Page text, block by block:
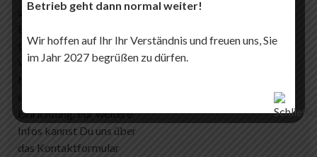
schönen Garten.
telefonischer
Vereinbarung. Die
Einrichtung. Für weitere
Infos kannst Du uns über
das Kontaktformular
Betrieb geht dann normal weiter!
Wir hoffen auf Ihr Ihr Verständnis und freuen uns, Sie
im Jahr 2027 begrüßen zu dürfen.